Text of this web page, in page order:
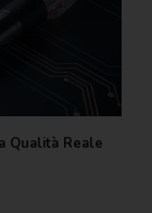
Qualità Reale